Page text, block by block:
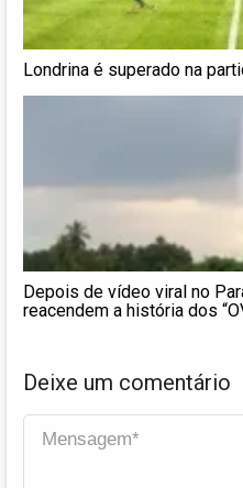
Londrina é superado na
Depois de vídeo viral no
reacendem a história dos
Deixe um comentário